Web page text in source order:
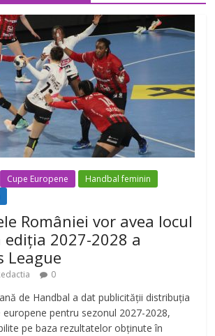
Cupe Europene
Handbal feminin
României vor avea locul
2027-2028 a
League
0
de Handbal a dat publicității distribuția
pentru sezonul 2027-2028,
pe baza rezultatelor obținute în